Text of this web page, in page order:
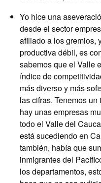
Yo hice una
desde el sector
afiliado a los gremios,
productiva débil, es
sabemos que el Valle
índice de
más diverso y más
las cifras. Tenemos
hay unas empresas
todo el Valle del
está sucediendo en
también, había que
inmigrantes del
los departamentos,